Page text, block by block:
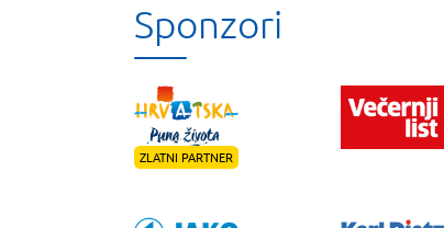
Sponzori
ZLATNI PARTNER